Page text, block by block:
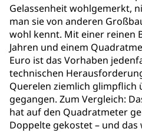
Gelassenheit wohlgemerkt,
man sie von anderen
wohl kennt. Mit einer reinen
Jahren und einem
Euro ist das Vorhaben
technischen
Querelen ziemlich glimpflich
gegangen. Zum Vergleich:
hat auf den Quadratmeter
Doppelte gekostet – und das